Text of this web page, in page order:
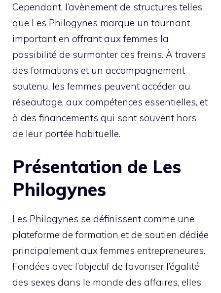
Cependant, l’avènement de structures telles
que Les Philogynes marque un tournant
important en offrant aux femmes la
possibilité de surmonter ces freins. À travers
des formations et un accompagnement
soutenu, les femmes peuvent accéder au
réseautage, aux compétences essentielles, et
à des financements qui sont souvent hors
de leur portée habituelle.
Présentation de Les
Philogynes
Les Philogynes se définissent comme une
plateforme de formation et de soutien dédiée
principalement aux femmes entrepreneures.
Fondées avec l’objectif de favoriser l’égalité
des sexes dans le monde des affaires, elles